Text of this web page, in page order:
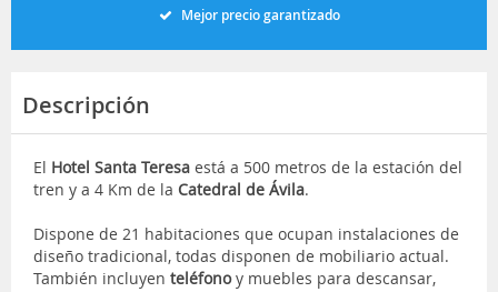
Mejor precio garantizado
Descripción
El Hotel Santa Teresa está a 500 metros de la estación del
tren y a 4 Km de la Catedral de Ávila.
Dispone de 21 habitaciones que ocupan instalaciones de
diseño tradicional, todas disponen de mobiliario actual.
También incluyen teléfonoy muebles para descansar,